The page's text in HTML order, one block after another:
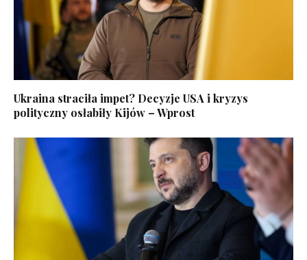
Ukraina straciła impet? Decyzje USA i kryzys
polityczny osłabiły Kijów – Wprost